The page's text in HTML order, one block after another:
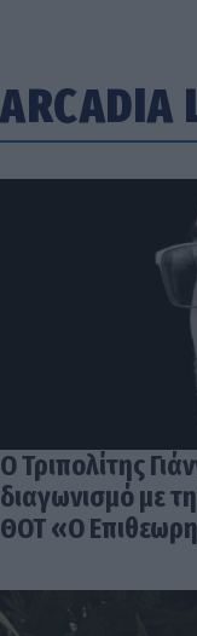
ARCADIA
Ο Τριπολίτης
διαγωνισμό με
ΘΟΤ «Ο